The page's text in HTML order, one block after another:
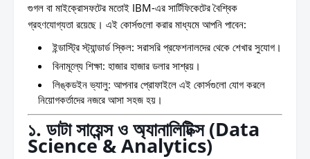
গুগল বা মাইক্রোসফটের মতোই IBM-এর সার্টিফিকেটের বৈশ্বিক
গ্রহণযোগ্যতা রয়েছে। এই কোর্সগুলো করার মাধ্যমে আপনি পাবেন:
ইন্ডাস্ট্রি স্ট্যান্ডার্ড স্কিল: সরাসরি প্রফেশনালদের থেকে শেখার সুযোগ।
বিনামূল্যে শিক্ষা: হাজার হাজার ডলার সাশ্রয়।
লিঙ্কডইন ভ্যালু: আপনার প্রোফাইলে এই কোর্সগুলো যোগ করলে
নিয়োগকর্তাদের নজরে আসা সহজ হয়।
১. ডাটা সায়েন্স ও অ্যানালিটিক্স (Data
Science & Analytics)